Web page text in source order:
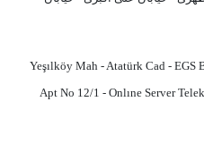
Yeşılköy Mah - Atatürk Cad - EGS
Apt No 12/1 - Onlıne Server